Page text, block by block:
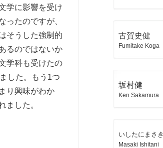
学に影響を受け
ったのですが、
そうした強制的
るのではないか
学科も受けたの
した。もう1つ
り興味がわか
ました。
古賀史健
Fumitake Koga
坂村健
Ken Sakamura
いしたにまさき
Masaki Ishitani